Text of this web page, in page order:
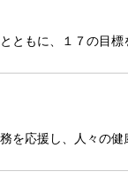
ともに、１７の目
を応援し、人々の